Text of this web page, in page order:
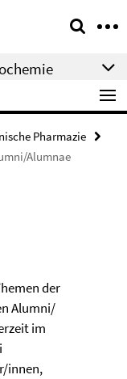
Pharmazie
Alumnae
der
Alumni/
im
innen,